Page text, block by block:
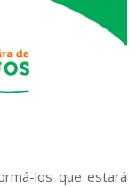
los que estará